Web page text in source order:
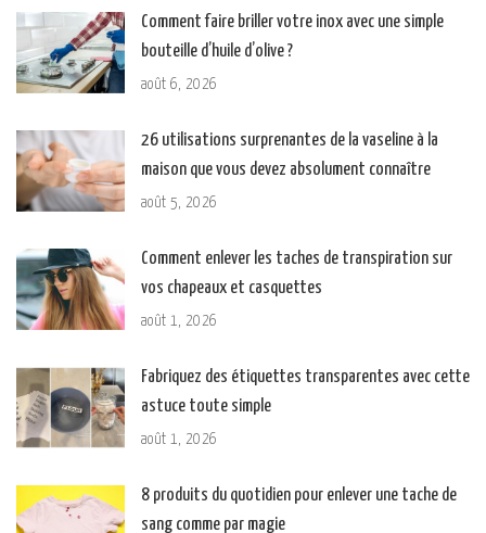
Comment faire briller votre inox avec une simple
bouteille d’huile d’olive ?
août 6, 2026
26 utilisations surprenantes de la vaseline à la
maison que vous devez absolument connaître
août 5, 2026
Comment enlever les taches de transpiration sur
vos chapeaux et casquettes
août 1, 2026
Fabriquez des étiquettes transparentes avec cette
astuce toute simple
août 1, 2026
8 produits du quotidien pour enlever une tache de
sang comme par magie